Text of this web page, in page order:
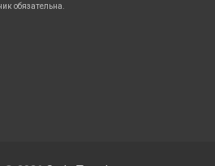
обязательна.